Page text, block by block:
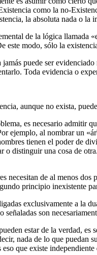
como la no-
la absoluta nada o
de la lógica llamada
este modo, sólo la
puede ser
Toda evidencia o
aunque no exista,
es necesario admitir
ejemplo, al nombrar un
tienen el poder de
o distinguir una cosa de
necesitan de al menos
principio inexistente
exclusivamente a la
señaladas son
estar de la verdad,
nada de lo que puedan
que existe